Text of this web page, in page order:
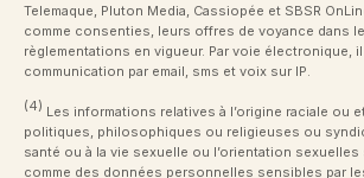
Telemaque, Pluton Media, Cassiopée et SBSR
comme consenties, leurs offres de voyance dans
règlementations en vigueur. Par voie électronique,
communication par email, sms et voix sur IP.
(4) Les informations relatives à l’origine raciale ou
politiques, philosophiques ou religieuses ou
santé ou à la vie sexuelle ou l’orientation
comme des données personnelles sensibles par les